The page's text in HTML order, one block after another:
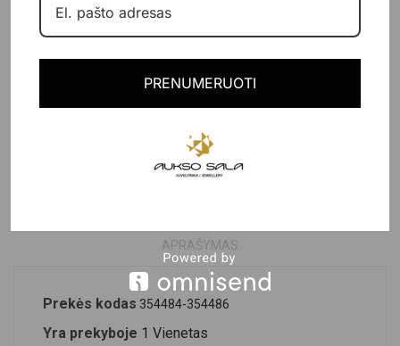
PRIDĖTI Į KREPŠELĮ
Paskutinė prekė
APRAŠYMAS
Prekės kodas 354484-354486
Yra prekyboje 1 Vienetas
PRENUMERUOTI